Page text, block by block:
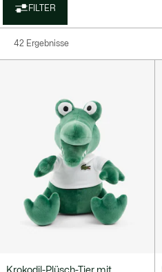
FILTER
42 Ergebnisse